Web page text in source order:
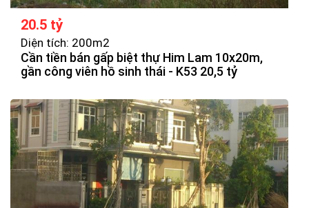
20.5 tỷ
Diện tích: 200m2
Cần tiền bán gấp biệt thự Him Lam 10x20m,
gần công viên hồ sinh thái - K53 20,5 tỷ